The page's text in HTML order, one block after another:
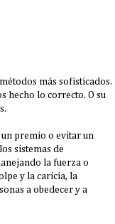
más sofisticados.
hecho lo correcto. O su
premio o evitar un
sistemas de
la fuerza o
y la caricia, la
a obedecer y a